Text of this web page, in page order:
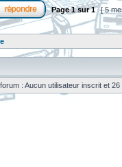
Page1sur1 [ 5
: Aucun utilisateur inscrit et 26